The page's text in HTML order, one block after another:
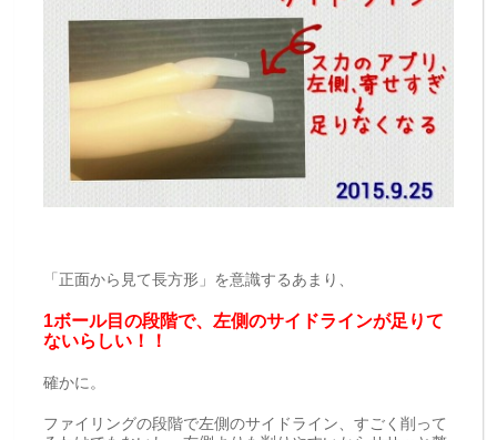
「正面から見て長方形」を意識するあまり、
1ボール目の段階で、左側のサイドラインが足りて
ないらしい！！
確かに。
ファイリングの段階で左側のサイドライン、すごく削って